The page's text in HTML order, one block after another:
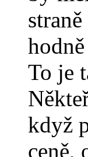
To je
když
ceně,